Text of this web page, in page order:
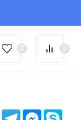
0 0
WhatsAppTelegram